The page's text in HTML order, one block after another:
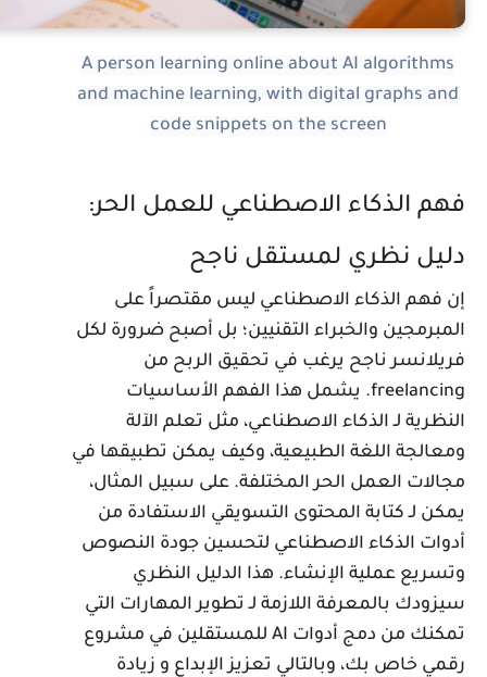
A person learning online about AI algorithms
and machine learning, with digital graphs and
code snippets on the screen
الذكاء الاصطناعي للعمل الحر:
نظري لمستقل ناجح
فهم الذكاء الاصطناعي ليس مقتصراً على
والخبراء التقنيين؛ بل أصبح ضرورة لكل
ناجح يرغب في تحقيق الربح من
freelancing. يشمل هذا الفهم الأساسيات
لـ الذكاء الاصطناعي، مثل تعلم الآلة
اللغة الطبيعية، وكيف يمكن تطبيقها في
العمل الحر المختلفة. على سبيل المثال،
لـ كتابة المحتوى التسويقي الاستفادة من
الذكاء الاصطناعي لتحسين جودة النصوص
عملية الإنشاء. هذا الدليل النظري
بالمعرفة اللازمة لـ تطوير المهارات التي
تمكنك من دمج أدوات AI للمستقلين في مشروع
خاص بك، وبالتالي تعزيز الإبداع و زيادة